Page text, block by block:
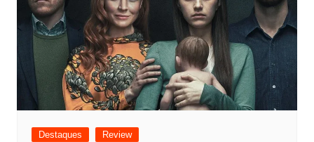
Destaques Review